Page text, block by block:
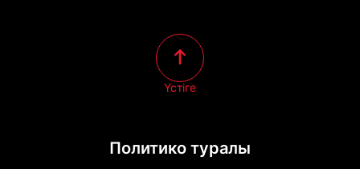
Политико туралы
Үстіге